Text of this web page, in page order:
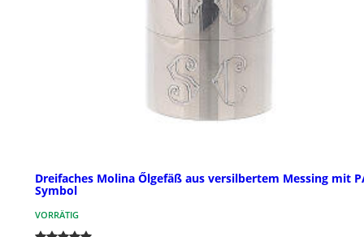
Dreifaches Molina Őlgefäß aus versilbertem Messing mit
Symbol
VORRÄTIG